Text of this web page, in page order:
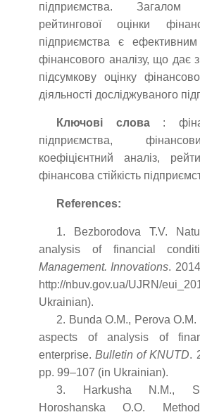
підприємства. Загалом
рейтингової оцінки
підприємства є ефективним
фінансового аналізу, що дає
підсумкову оцінку
діяльності досліджуваного
Ключові слова:
підприємства,
коефіцієнтний аналіз,
фінансова стійкість
References:
1. Bezborodova T.V.
analysis of financial
Management. Innovations.
http://nbuv.gov.ua/UJRN/
Ukrainian).
2. Bunda O.М., Perova O.М.
aspects of analysis of
enterprise.Bulletin of KNUTD.
pp. 99–107 (in Ukrainian).
3. Harkusha N.M.,
Horoshanska O.O.